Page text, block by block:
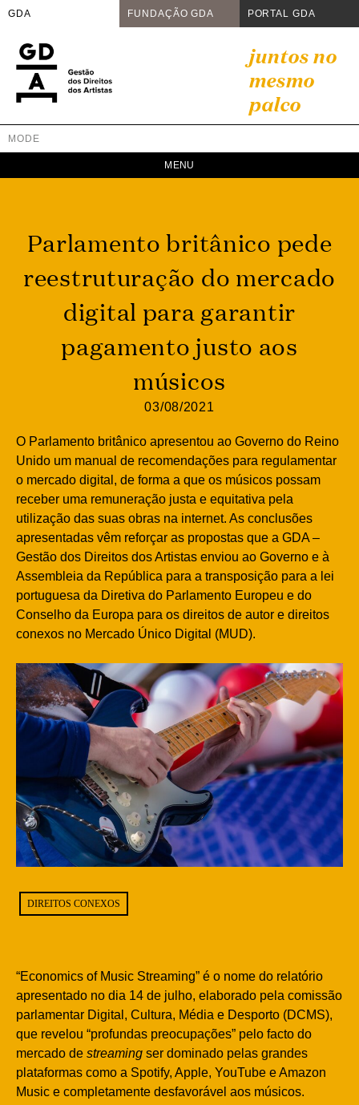
GDA FUNDAÇÃO GDA PORTAL GDA
content
juntos no
mesmo
palco
GDA
Juntos no mesmo palco
MODE
Parlamento britânico pede
reestruturação do mercado
digital para garantir
pagamento justo aos
músicos
03/08/2021
O Parlamento britânico apresentou ao Governo do Reino
Unido um manual de recomendações para regulamentar
o mercado digital, de forma a que os músicos possam
receber uma remuneração justa e equitativa pela
utilização das suas obras na internet. As conclusões
apresentadas vêm reforçar as propostas que a GDA –
Gestão dos Direitos dos Artistas enviou ao Governo e à
Assembleia da República para a transposição para a lei
portuguesa da Diretiva do Parlamento Europeu e do
Conselho da Europa para os direitos de autor e direitos
conexos no Mercado Único Digital (MUD).
DIREITOS CONEXOS
“Economics of Music Streaming” é o nome do relatório
apresentado no dia 14 de julho, elaborado pela comissão
parlamentar Digital, Cultura, Média e Desporto (DCMS),
que revelou “profundas preocupações” pelo facto do
mercado de streaming ser dominado pelas grandes
plataformas como a Spotify, Apple, YouTube e Amazon
Music e completamente desfavorável aos músicos.